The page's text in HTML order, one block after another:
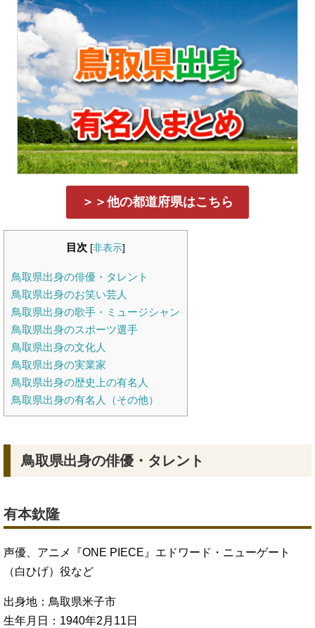
＞＞他の都道府県はこちら
目次 [非表示]
鳥取県出身の俳優・タレント
鳥取県出身のお笑い芸人
鳥取県出身の歌手・ミュージシャン
鳥取県出身のスポーツ選手
鳥取県出身の文化人
鳥取県出身の実業家
鳥取県出身の歴史上の有名人
鳥取県出身の有名人（その他）
鳥取県出身の俳優・タレント
有本欽隆
声優、アニメ『ONE PIECE』エドワード・ニューゲート
（白ひげ）役など
出身地：鳥取県米子市
生年月日：1940年2月11日